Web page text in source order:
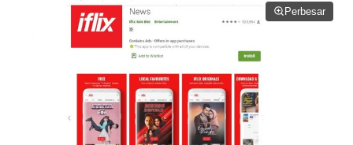
Perbesar